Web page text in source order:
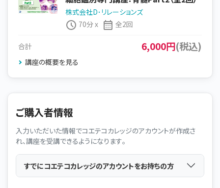
株式会社D･リレーションズ
70分 x
全2回
合計 6,000円(税込)
講座の概要を見る
ご購入者情報
入力いただいた情報でコエテコカレッジのアカウントが作成さ
れ、講座を受講できるようになります。
すでにコエテコカレッジのアカウントをお持ちの方